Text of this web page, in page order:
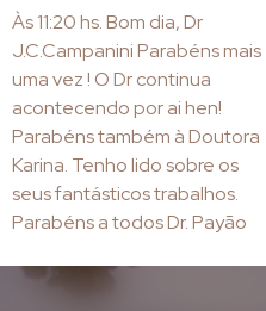
Às 11:20 hs. Bom dia, Dr
J.C.Campanini Parabéns mais
uma vez ! O Dr continua
acontecendo por ai hen!
Parabéns também à Doutora
Karina. Tenho lido sobre os
seus fantásticos trabalhos.
Parabéns a todos Dr. Payão